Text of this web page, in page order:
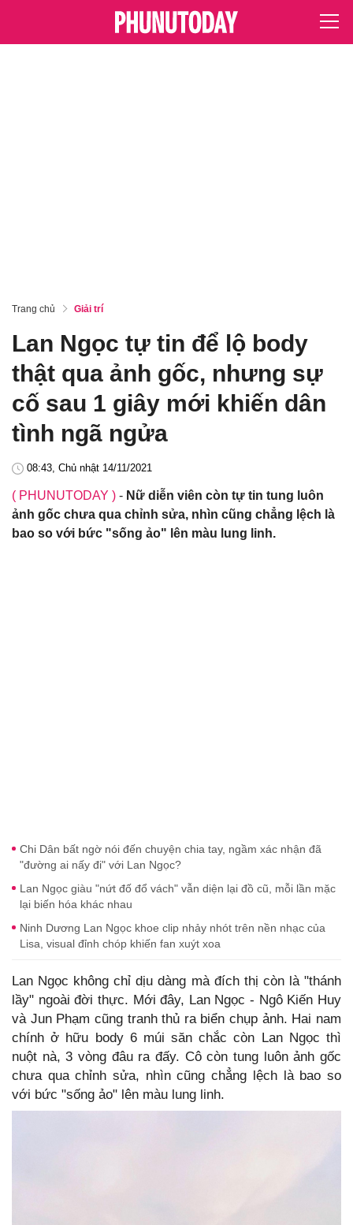
Trang chủ Giải trí
Lan Ngọc tự tin để lộ body
thật qua ảnh gốc, nhưng sự
cố sau 1 giây mới khiến dân
tình ngã ngửa
08:43, Chủ nhật 14/11/2021
( PHUNUTODAY ) - Nữ diễn viên còn tự tin tung luôn
ảnh gốc chưa qua chỉnh sửa, nhìn cũng chẳng lệch là
bao so với bức "sống ảo" lên màu lung linh.
Chi Dân bất ngờ nói đến chuyện chia tay, ngầm xác nhận đã
"đường ai nấy đi" với Lan Ngọc?
Lan Ngọc giàu "nứt đố đổ vách" vẫn diện lại đồ cũ, mỗi lần mặc
lại biến hóa khác nhau
Ninh Dương Lan Ngọc khoe clip nhảy nhót trên nền nhạc của
Lisa, visual đỉnh chóp khiến fan xuýt xoa
Lan Ngọc không chỉ dịu dàng mà đích thị còn là "thánh
lầy" ngoài đời thực. Mới đây, Lan Ngọc - Ngô Kiến Huy
và Jun Phạm cũng tranh thủ ra biển chụp ảnh. Hai nam
chính ở hữu body 6 múi săn chắc còn Lan Ngọc thì
nuột nà, 3 vòng đâu ra đấy. Cô còn tung luôn ảnh gốc
chưa qua chỉnh sửa, nhìn cũng chẳng lệch là bao so
với bức "sống ảo" lên màu lung linh.